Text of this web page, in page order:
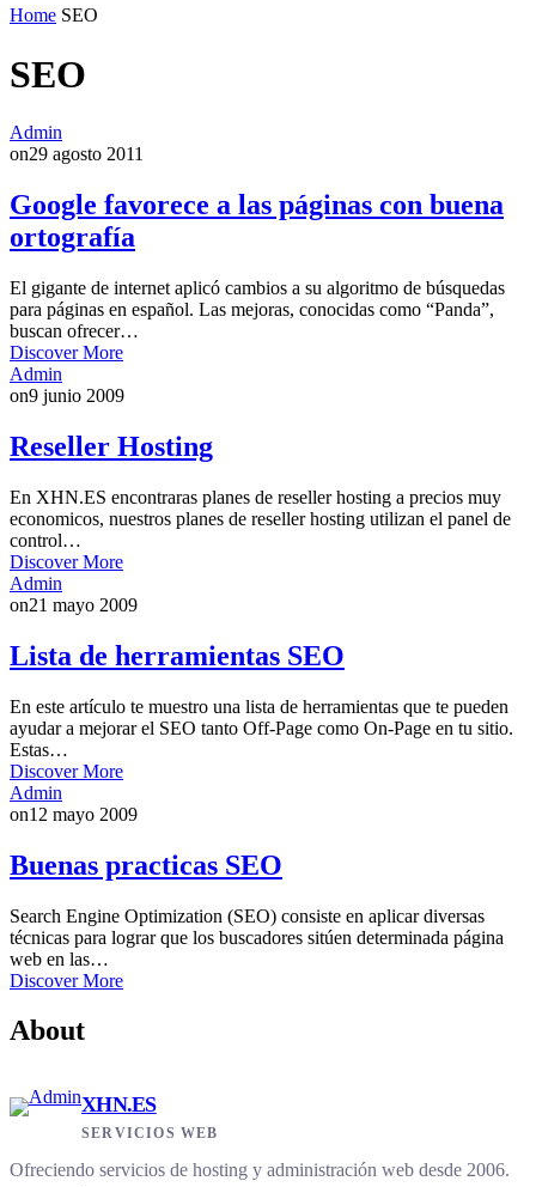
Home SEO
SEO
Admin
on29 agosto 2011
Google favorece a las páginas con buena
ortografía
El gigante de internet aplicó cambios a su algoritmo de búsquedas
para páginas en español. Las mejoras, conocidas como “Panda”,
buscan ofrecer…
Discover More
Admin
on9 junio 2009
Reseller Hosting
En XHN.ES encontraras planes de reseller hosting a precios muy
economicos, nuestros planes de reseller hosting utilizan el panel de
control…
Discover More
Admin
on21 mayo 2009
Lista de herramientas SEO
En este artículo te muestro una lista de herramientas que te pueden
ayudar a mejorar el SEO tanto Off-Page como On-Page en tu sitio.
Estas…
Discover More
Admin
on12 mayo 2009
Buenas practicas SEO
Search Engine Optimization (SEO) consiste en aplicar diversas
técnicas para lograr que los buscadores sitúen determinada página
web en las…
Discover More
About
XHN.ES
SERVICIOS WEB
Ofreciendo servicios de hosting y administración web desde 2006.